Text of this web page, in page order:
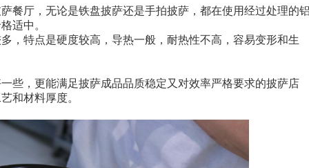
餐厅，无论是铁盘披萨还是手拍披萨，都在使用经过处理的
适中。
，特点是硬度较高，导热一般，耐热性不高，容易变形和生
些，更能满足披萨成品品质稳定又对效率严格要求的披萨店
和材料厚度。